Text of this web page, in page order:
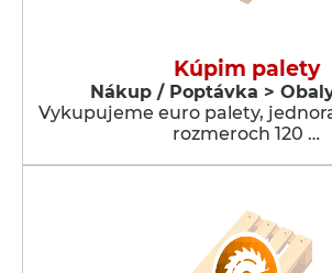
Kúpim palety
Nákup / Poptávka >
Vykupujeme euro palety,
rozmeroch 120 …